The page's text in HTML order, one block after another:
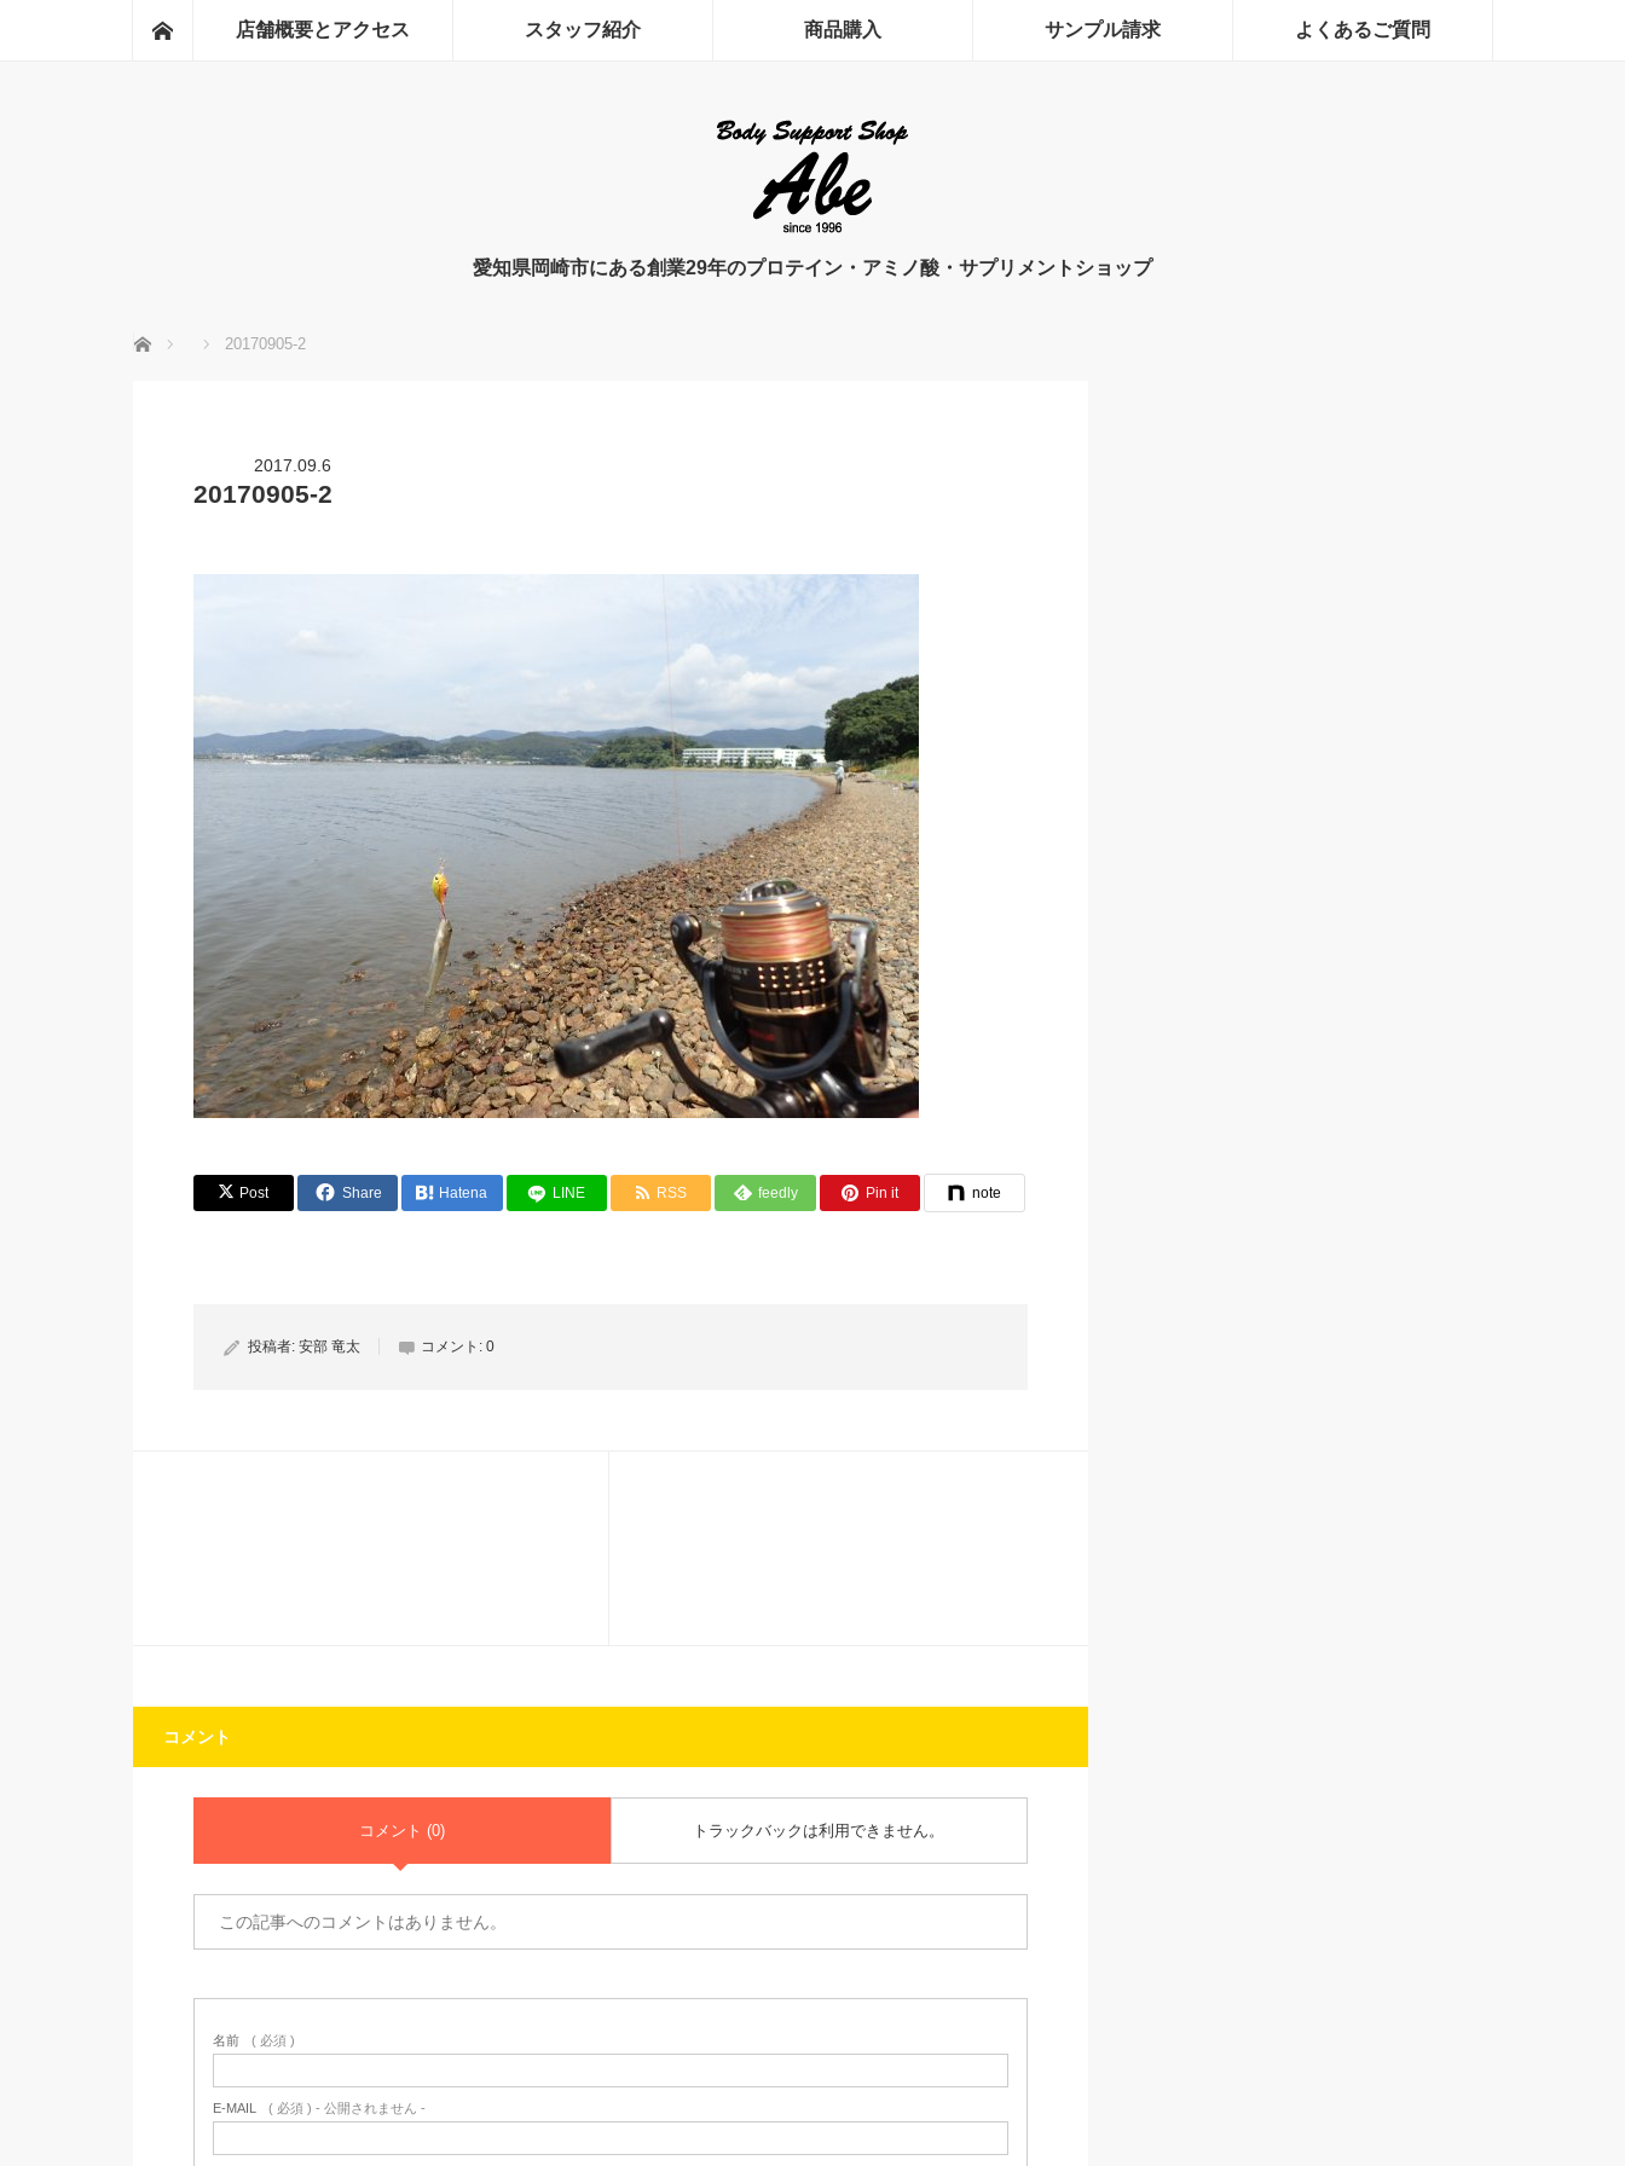
ホーム店舗概要とアクセス スタッフ紹介 商品購入 サンプル請求 よくあるご質問
愛知県岡崎市にある創業29年のプロテイン・アミノ酸・サプリメントショップ
ホーム 20170905-2
2017.09.6
20170905-2
Post Share Hatena LINE RSS feedly Pin it note
投稿者: 安部 竜太 コメント: 0
コメント
コメント (0) トラックバックは利用できません。
この記事へのコメントはありません。
名前 ( 必須 )
E-MAIL ( 必須 ) - 公開されません -